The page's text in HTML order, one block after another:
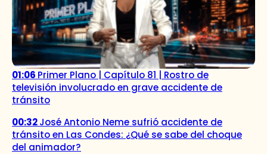
01:06 Primer Plano | Capítulo 81 | Rostro de
televisión involucrado en grave accidente de
tránsito
00:32José Antonio Neme sufrió accidente de
tránsito en Las Condes: ¿Qué se sabe del choque
del animador?